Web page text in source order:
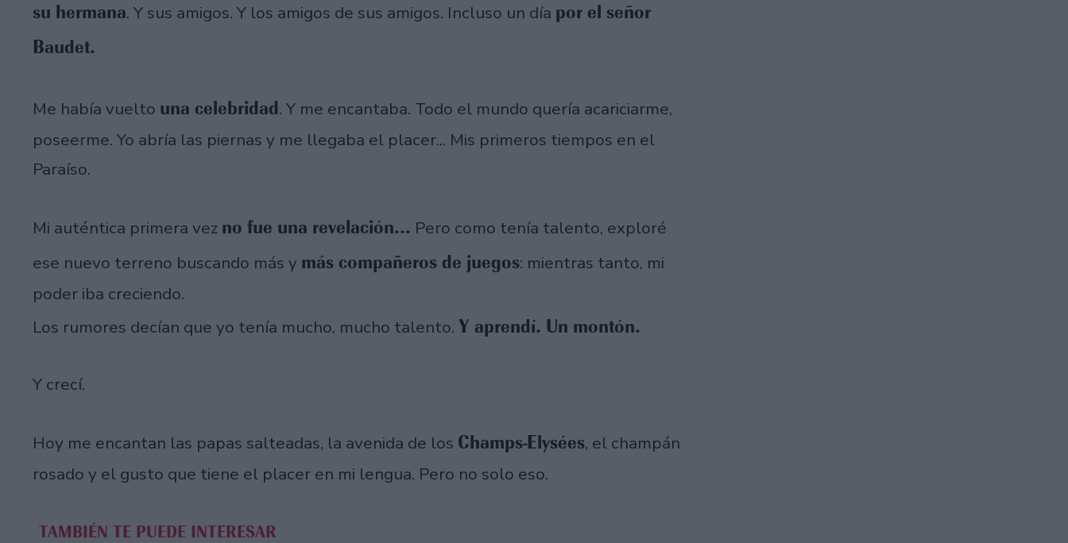
su hermana. Y sus amigos. Y los amigos de sus amigos. Incluso un día por el señor
Baudet.
Me había vuelto una celebridad. Y me encantaba. Todo el mundo quería acariciarme,
poseerme. Yo abría las piernas y me llegaba el placer... Mis primeros tiempos en el
Paraíso.
Mi auténtica primera vez no fue una revelación... Pero como tenía talento, exploré
ese nuevo terreno buscando más y más compañeros de juegos: mientras tanto, mi
poder iba creciendo.
Los rumores decían que yo tenía mucho, mucho talento. Y aprendí. Un montón.
Y crecí.
Hoy me encantan las papas salteadas, la avenida de los Champs-Elysées, el champán
rosado y el gusto que tiene el placer en mi lengua. Pero no solo eso.
TAMBIÉN TE PUEDE INTERESAR